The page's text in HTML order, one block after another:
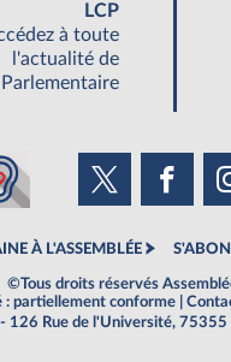
LCP
à toute
l'actualité de
Parlementaire
À L'ASSEMBLÉE
©Tous droits réservés
: partiellement conforme
126 Rue de l'Université,